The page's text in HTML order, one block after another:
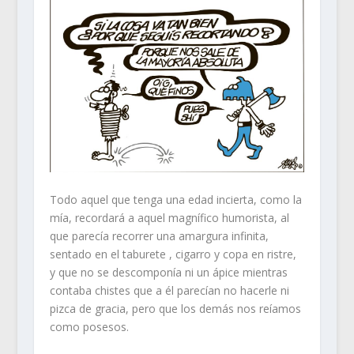
Todo aquel que tenga una edad incierta, como la
mía, recordará a aquel magnífico humorista, al
que parecía recorrer una amargura infinita,
sentado en el taburete , cigarro y copa en ristre,
y que no se descomponía ni un ápice mientras
contaba chistes que a él parecían no hacerle ni
pizca de gracia, pero que los demás nos reíamos
como posesos.